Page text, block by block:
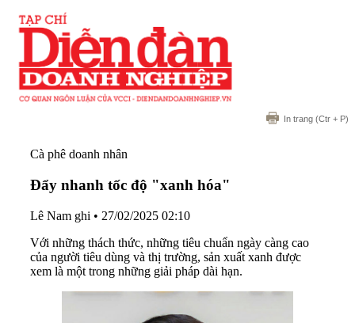
In trang (Ctr + P)
Cà phê doanh nhân
Đẩy nhanh tốc độ "xanh hóa"
Lê Nam ghi • 27/02/2025 02:10
Với những thách thức, những tiêu chuẩn ngày càng cao
của người tiêu dùng và thị trường, sản xuất xanh được
xem là một trong những giải pháp dài hạn.